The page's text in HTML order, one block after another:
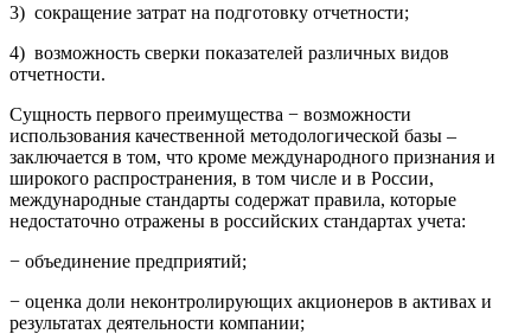
3) сокращение затрат на подготовку отчетности;
4) возможность сверки показателей различных видов
отчетности.
Сущность первого преимущества − возможности
использования качественной методологической базы –
заключается в том, что кроме международного признания и
широкого распространения, в том числе и в России,
международные стандарты содержат правила, которые
недостаточно отражены в российских стандартах учета:
− объединение предприятий;
− оценка доли неконтролирующих акционеров в активах и
результатах деятельности компании;